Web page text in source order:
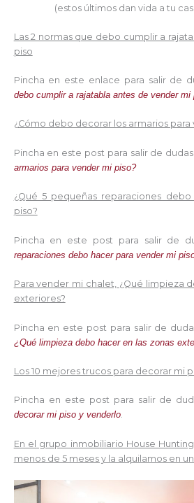
(estos últimos dan vida a tu
Las 2 normas que debo cumplir a
piso
Pincha en este enlace para salir de
debo cumplir a rajatabla antes de vender mi
¿Cómo debo decorar los armarios para
Pincha en este post para salir de dudas:
armarios para vender mi piso?
¿Qué 5 pequeñas reparaciones
piso?
Pincha en este post para salir de
reparaciones debo hacer para vender mi
Para vender mi chalet, ¿Qué limpieza
exteriores?
Pincha en este post para salir de
¿Qué limpieza debo hacer en las zonas
Los 10 mejores trucos para decorar mi
Pincha en este post para salir de
decorar mi piso y venderlo.
En el grupo inmobiliario House
menos de 5 meses y la alquilamos en